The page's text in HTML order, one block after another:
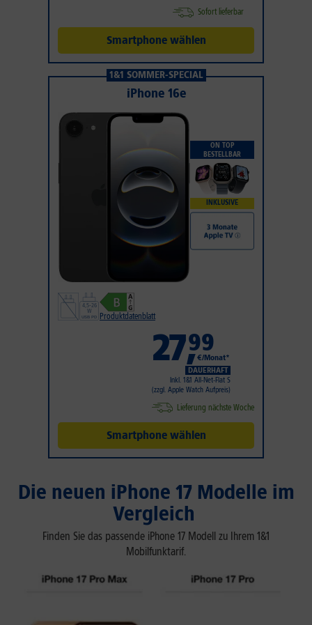
Sofort lieferbar
Smartphone wählen
1&1 SOMMER-SPECIAL
iPhone 16e
ON TOP
BESTELLBAR
INKLUSIVE
Produktdatenblatt
27,99
€/Monat*
DAUERHAFT
Inkl. 1&1 All-Net-Flat S
(zzgl. Apple Watch Aufpreis)
Lieferung nächste Woche
Smartphone wählen
Die neuen iPhone 17 Modelle im
Vergleich
Finden Sie das passende iPhone 17 Modell zu Ihrem 1&1
Mobilfunktarif.